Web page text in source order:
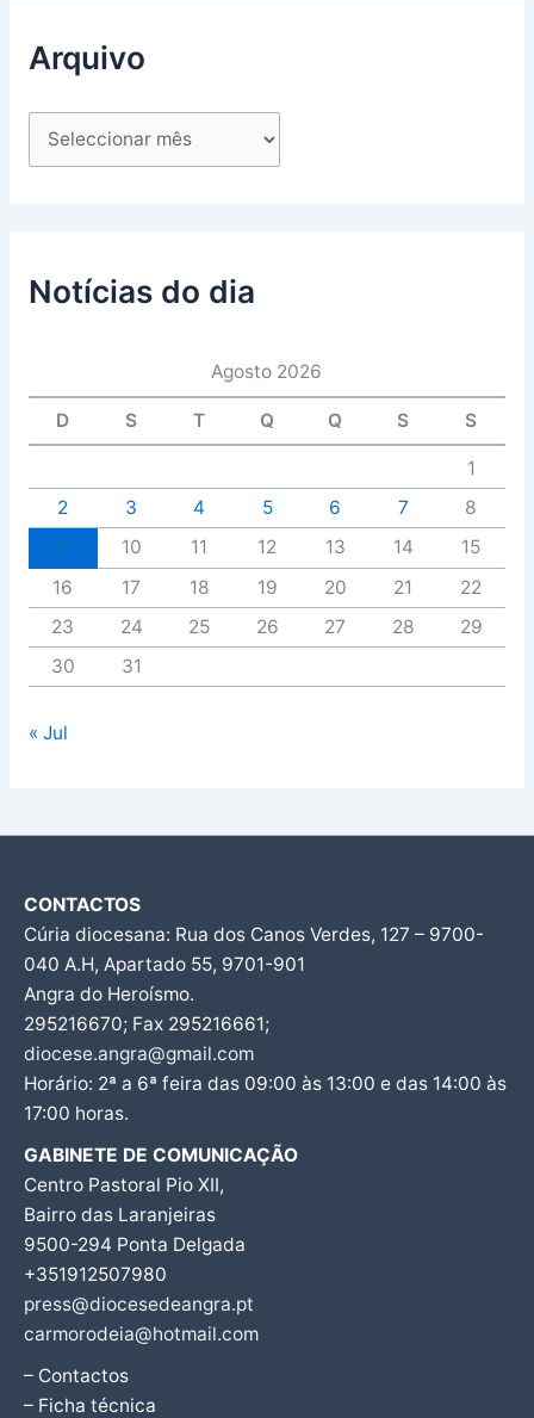
Arquivo
Notícias do dia
Agosto 2026
D S T Q Q S S
1
2
3 4 5 6 7
8
10 11 12 13 14
15
16
17 18 19 20 21
22
23
24 25 26 27 28
29
30
31
« Jul
CONTACTOS
Cúria diocesana: Rua dos Canos Verdes, 127 – 9700-
040 A.H, Apartado 55, 9701-901
Angra do Heroísmo.
295216670; Fax 295216661;
diocese.angra@gmail.com
Horário: 2ª a 6ª feira das 09:00 às 13:00 e das 14:00 às
17:00 horas.
GABINETE DE COMUNICAÇÃO
Centro Pastoral Pio XII,
Bairro das Laranjeiras
9500-294 Ponta Delgada
+351912507980
press@diocesedeangra.pt
carmorodeia@hotmail.com
– Contactos
– Ficha técnica